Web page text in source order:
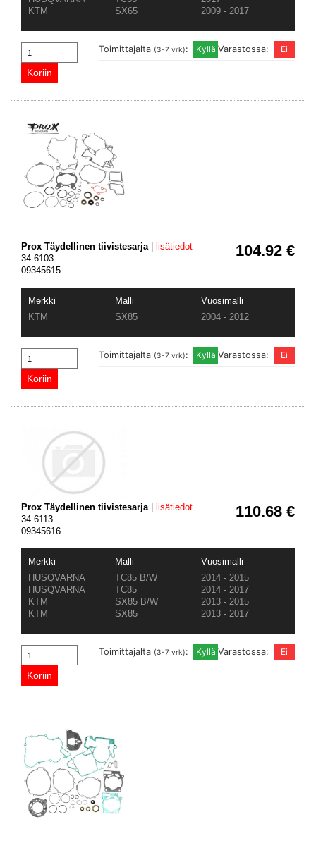
KTM
SX65 2009 - 2017
Varastossa:
Toimittajalta (3-7 vrk):
104.92 €
Prox Täydellinen tiivistesarja|
lisätiedot
34.6103
09345615
Merkki Malli
Vuosimalli
KTM
SX85 2004 - 2012
Varastossa:
Toimittajalta (3-7 vrk):
110.68 €
Prox Täydellinen tiivistesarja|
lisätiedot
34.6113
09345616
Merkki Malli
Vuosimalli
HUSQVARNA
TC85 B/W
2014 - 2015
HUSQVARNA
TC85
2014 - 2017
KTM
SX85 B/W
2013 - 2015
KTM
SX85 2013 - 2017
Varastossa:
Toimittajalta (3-7 vrk):